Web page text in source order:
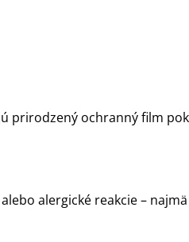
prirodzený ochranný film
alergické reakcie –